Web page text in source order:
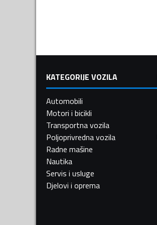
KATEGORIJE VOZILA
Automobili
Motori i bicikli
Transportna vozila
Poljoprivredna vozila
Radne mašine
Nautika
Servis i usluge
Djelovi i oprema